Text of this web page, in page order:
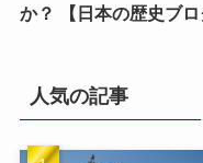
か？ 【日本の歴史ブロ
人気の記事